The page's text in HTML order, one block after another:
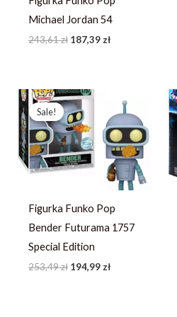
Michael Jordan 54
243,61zł 187,39zł
Sale!
Sale!
Figurka Funko Pop
Bender Futurama 1757
Special Edition
253,49zł
Pierwotna
cena
wynosiła:
253,49 zł.
194,99zł
cena
wynosi:
194,99 zł.